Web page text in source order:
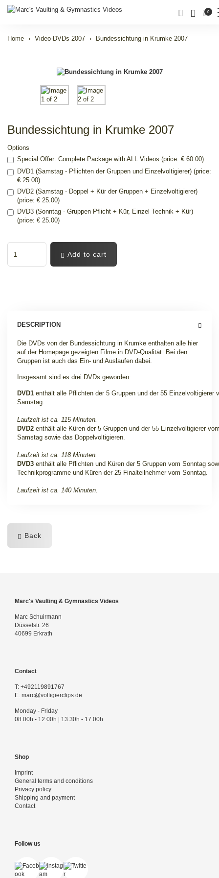
0
Home Video-DVDs 2007 Bundessichtung in Krumke 2007
Bundessichtung in Krumke 2007
Options
Special Offer: Complete Package with ALL Videos (price: € 60.00)
DVD1 (Samstag - Pflichten der Gruppen und Einzelvoltigierer) (price:
€ 25.00)
DVD2 (Samstag - Doppel + Kür der Gruppen + Einzelvoltigierer)
(price: € 25.00)
DVD3 (Sonntag - Gruppen Pflicht + Kür, Einzel Technik + Kür)
(price: € 25.00)
Add to cart
DESCRIPTION
Die DVDs von der Bundessichtung in Krumke enthalten alle hier
auf der Homepage gezeigten Filme in DVD-Qualität. Bei den
Gruppen ist auch das Ein- und Auslaufen dabei.
Insgesamt sind es drei DVDs geworden:
DVD1 enthält alle Pflichten der 5 Gruppen und der 55 Einzelvoltigierer
Samstag.
Laufzeit ist ca. 115 Minuten.
DVD2 enthält alle Küren der 5 Gruppen und der 55 Einzelvoltigierer
Samstag sowie das Doppelvoltigieren.
Laufzeit ist ca. 118 Minuten.
DVD3 enthält alle Pflichten und Küren der 5 Gruppen vom Sonntag
Technikprogramme und Küren der 25 Finalteilnehmer vom Sonntag.
Laufzeit ist ca. 140 Minuten.
Back
Marc's Vaulting & Gymnastics Videos
Marc Schuirmann
Düsselstr. 26
40699 Erkrath
Contact
T: +492119891767
E: marc@voltigierclips.de
Monday - Friday
08:00h - 12:00h | 13:30h - 17:00h
Shop
Imprint
General terms and conditions
Privacy policy
Shipping and payment
Contact
Follow us